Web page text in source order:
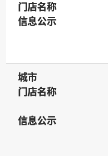
门店名称
门店名称
信息公示
信息公示
城市
城市
门店名称
门店名称
信息公示
信息公示